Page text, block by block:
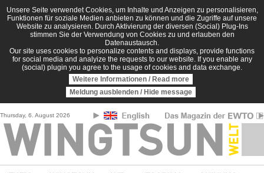
Direkt zum Inhalt
Unsere Seite verwendet Cookies, um Inhalte und Anzeigen zu personalisieren,
Funktionen für soziale Medien anbieten zu können und die Zugriffe auf unsere
Website zu analysieren. Durch Aktivierung der diversen (Social) Plug-Ins
stimmen Sie der Verwendung von Cookies zu und erlauben den
Datenaustausch.
Our site uses cookies to personalize contents and displays, provide functions
for social media and analyize the requests to our website. If you enable any
(social) plugin you agree to the usage of cookies and data exchange.
Weitere Informationen / Read more
Meldung ausblenden / Hide message
Thursday, 6. August 2026